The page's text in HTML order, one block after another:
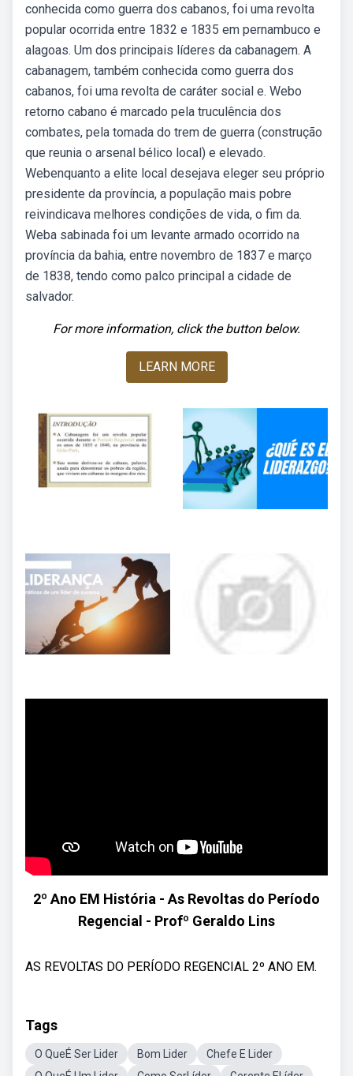
conhecida como guerra dos cabanos, foi uma revolta
popular ocorrida entre 1832 e 1835 em pernambuco e
alagoas. Um dos principais líderes da cabanagem. A
cabanagem, também conhecida como guerra dos
cabanos, foi uma revolta de caráter social e. Webo
retorno cabano é marcado pela truculência dos
combates, pela tomada do trem de guerra (construção
que reunia o arsenal bélico local) e elevado.
Webenquanto a elite local desejava eleger seu próprio
presidente da província, a população mais pobre
reivindicava melhores condições de vida, o fim da.
Weba sabinada foi um levante armado ocorrido na
província da bahia, entre novembro de 1837 e março
de 1838, tendo como palco principal a cidade de
salvador.
For more information, click the button below.
LEARN MORE
2º Ano EM História - As Revoltas do Período
Regencial - Profº Geraldo Lins
AS REVOLTAS DO PERÍODO REGENCIAL 2º ANO EM.
Tags
O QueÉ Ser Lider Bom Lider
Chefe E Lider